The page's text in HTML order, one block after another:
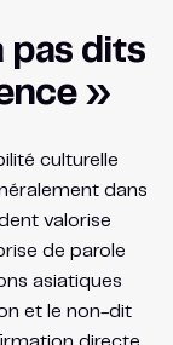
pas dits
»
culturelle
dans
valorise
de parole
asiatiques
et le non-dit